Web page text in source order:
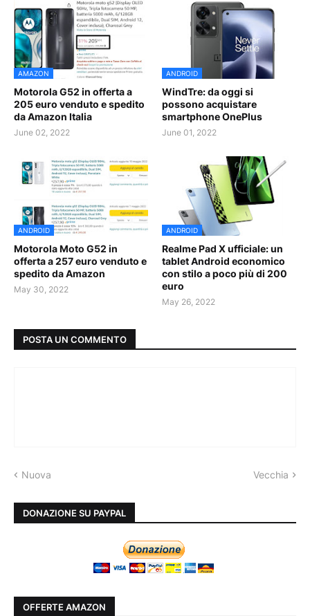
AMAZON
Motorola G52 in offerta a
205 euro venduto e spedito
da Amazon Italia
June 02, 2022
ANDROID
WindTre: da oggi si
possono acquistare
smartphone OnePlus
June 01, 2022
ANDROID
Motorola Moto G52 in
offerta a 257 euro venduto e
spedito da Amazon
May 30, 2022
ANDROID
Realme Pad X ufficiale: un
tablet Android economico
con stilo a poco più di 200
euro
May 26, 2022
POSTA UN COMMENTO
Nuova Vecchia
DONAZIONE SU PAYPAL
OFFERTE AMAZON